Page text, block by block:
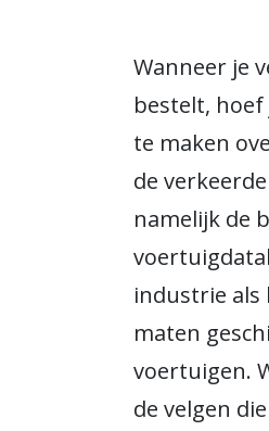
Wanneer je
bestelt, hoef
te maken
de
namelijk de
industrie als
maten
voertuigen.
de velgen